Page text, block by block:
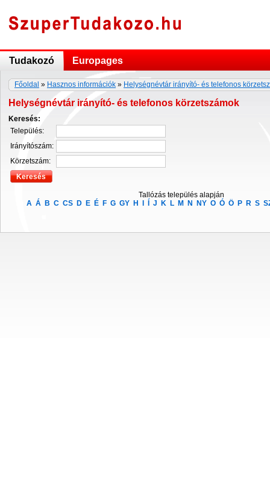
Tudakozó Europages
Főoldal » Hasznos információk » Helységnévtár irányító- és telefonos
Helységnévtár irányító- és telefonos körzetszámok
Keresés:
Település:
Irányítószám:
Körzetszám:
Tallózás település alapján
A Á B C CS D E É F G GY H J K L M N NY O Ó Ö P R S